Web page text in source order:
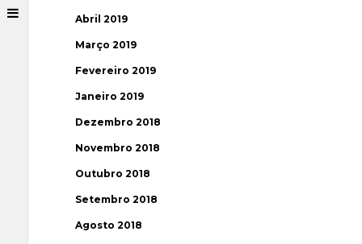
Abril 2019
Março 2019
Fevereiro 2019
Janeiro 2019
Dezembro 2018
Novembro 2018
Outubro 2018
Setembro 2018
Agosto 2018